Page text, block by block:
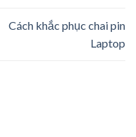
Cách khắc phục chai pin
Laptop